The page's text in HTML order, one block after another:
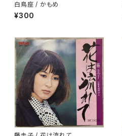
白鳥座 / かもめ
¥300